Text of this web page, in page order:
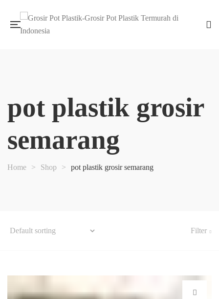
pot plastik grosir
semarang
Home > Shop > pot plastik grosir semarang
Filter